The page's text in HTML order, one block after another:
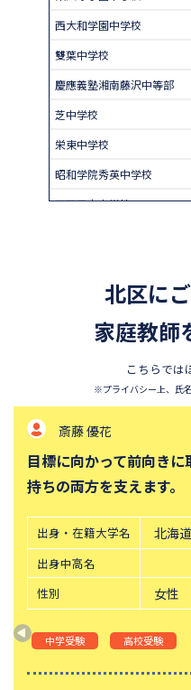
西大和学園中学校
雙葉中学校
慶應義塾湘南藤沢中等部
芝中学校
栄東中学校
昭和学院秀英中学校
四天王寺中学校
東邦大学付属東邦中学校
北嶺中学校
東京農業大学第一高等学校
桐朋中学校
東京都市大学付属中学校
青山学院中等部
帝塚山中学校
六甲学院中学校
神奈川大学附属中学校
法政大学第二中学校
東京都立桜修館中等教育学校
頌栄女子学院中学校
北区に
家庭教師
こちらでは
※プライバシー上、氏
斎藤 優花
目標に向かって前向き
持ちの両方を支えます。
出身・在籍大学名 北海
出身中高名
性別
女性
中学受験 高校受験